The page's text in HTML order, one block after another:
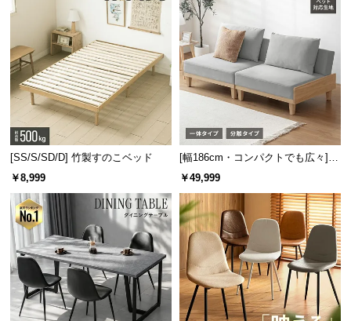
[SS/S/SD/D] 竹製すのこベッド
￥8,999
[幅186cm・コンパクトでも広々] 3
人掛けソファベッド リクライニン
￥49,999